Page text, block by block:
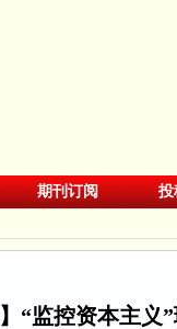
期刊订阅 投
】“监控资本主义